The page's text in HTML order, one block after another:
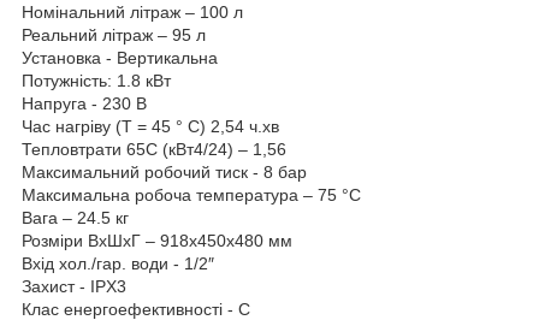
Номінальний літраж – 100 л
Реальний літраж – 95 л
Установка - Вертикальна
Потужність: 1.8 кВт
Напруга - 230 В
Час нагріву (Т = 45 ° С) 2,54 ч.хв
Тепловтрати 65С (кВт4/24) – 1,56
Максимальний робочий тиск - 8 бар
Максимальна робоча температура – 75 °С
Вага – 24.5 кг
Розміри ВхШхГ – 918х450х480 мм
Вхід хол./гар. води - 1/2″
Захист - IPX3
Клас енергоефективності - С